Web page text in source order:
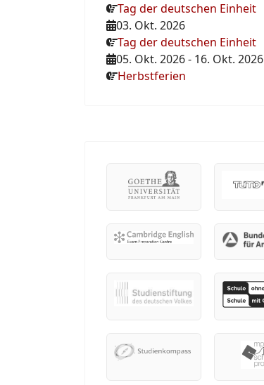
Tag der deutschen Einheit
03. Okt. 2026
Tag der deutschen Einheit
05. Okt. 2026- 16. Okt. 2026
Herbstferien